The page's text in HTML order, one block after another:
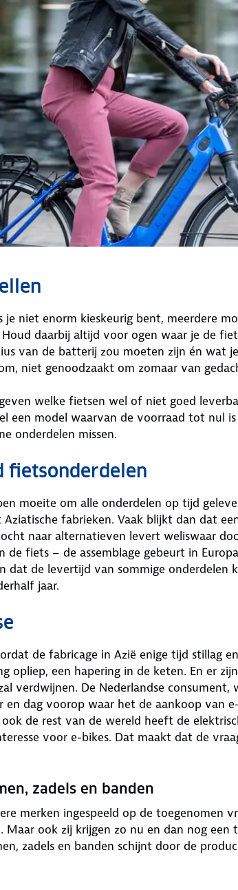
je niet enorm kieskeurig bent, meerdere
Houd daarbij altijd voor ogen waar je de
van de batterij zou moeten zijn én wat
niet genoodzaakt om zomaar van
welke fietsen wel of niet goed
een model waarvan de voorraad tot nul
onderdelen missen.
fietsonderdelen
moeite om alle onderdelen op tijd
fabrieken. Vaak blijkt dan dat
naar alternatieven levert weliswaar
de fiets – de assemblage gebeurt in
dat de levertijd van sommige onderdelen
jaar.
de fabricage in Azië enige tijd stillag
opliep, een hapering in de keten. En er
verdwijnen. De Nederlandse consument,
en dag voorop waar het de aankoop van
de rest van de wereld heeft de
voor e-bikes. Dat maakt dat de
zadels en banden
merken ingespeeld op de toegenomen
Maar ook zij krijgen zo nu en dan nog een
zadels en banden schijnt door de